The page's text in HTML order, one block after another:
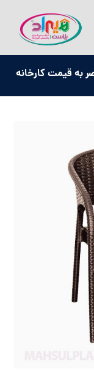
به قیمت کارخانه